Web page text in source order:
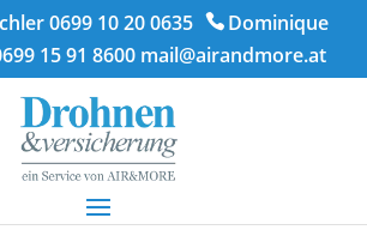
0699 10 20 0635
Dominique
15 91 8600 mail@airandmore.at